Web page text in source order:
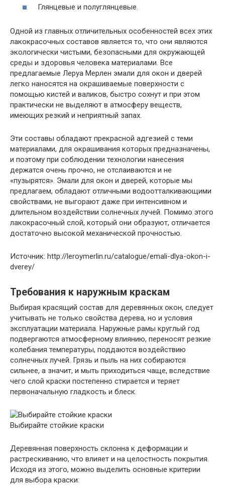
Глянцевые и полуглянцевые.
Одной из главных отличительных особенностей всех этих
лакокрасочных составов является то, что они являются
экологически чистыми, безопасными для окружающей
среды и здоровья человека материалами. Все
предлагаемые Леруа Мерлен эмали для окон и дверей
легко наносятся на окрашиваемые поверхности с
помощью кистей и валиков, быстро сохнут и при этом
практически не выделяют в атмосферу веществ,
имеющих резкий и неприятный запах.
Эти составы обладают прекрасной адгезией с теми
материалами, для окрашивания которых предназначены,
и поэтому при соблюдении технологии нанесения
держатся очень прочно, не отслаиваются и не
«пузырятся». Эмали для окон и дверей, которые мы
предлагаем, обладают отличными водоотталкивающими
свойствами, не выгорают даже при интенсивном и
длительном воздействии солнечных лучей. Помимо этого
лакокрасочный слой, который они образуют, отличается
достаточно высокой механической прочностью.
Источник: http://leroymerlin.ru/catalogue/emali-dlya-okon-i-
dverey/
Требования к наружным краскам
Выбирая красящий состав для деревянных окон, следует
учитывать не только свойства дерева, но и условия
эксплуатации материала. Наружные рамы круглый год
подвергаются атмосферному влиянию, переносят резкие
колебания температуры, поддаются воздействию
солнечных лучей. Грязь и пыль на них собираются
сильнее, а значит, и мыть приходиться чаще, вследствие
чего слой краски постепенно стирается и теряет
первоначальную гладкость и блеск.
Выбирайте стойкие краски
Деревянная поверхность склонна к деформации и
растрескиванию, что влияет и на целостность покрытия.
Исходя из этого, можно выделить основные критерии
для выбора краски: